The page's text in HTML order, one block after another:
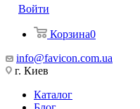
Войти
Корзина0
info@favicon.com.ua
г. Киев
Каталог